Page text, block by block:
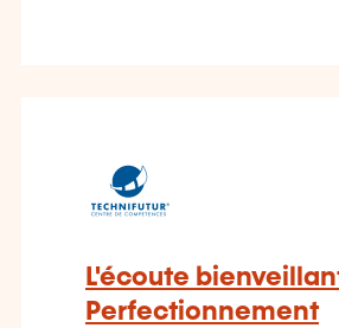
L'écoute
Perfectionnement